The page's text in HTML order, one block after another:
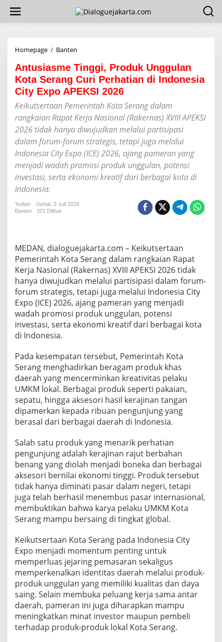
w
Homepage / Banten
t
u
s
i
a
m
e
T
n
g
g
P
k
U
n
g
g
u
l
a
n
K
a
S
e
r
a
n
C
u
i
P
e
r
h
a
t
i
a
n
i
I
n
d
o
n
e
s
i
a
C
Antusiasme Tinggi, Produk Unggulan
Kota Serang Curi Perhatian di Indonesia
City Expo APEKSI 2026
Keikutsertaan Pemerintah Kota Serang dalam
rangkaian Rapat Kerja Nasional (Rakernas) XVIII APEKSI
2026 tidak hanya diwujudkan melalui partisipasi
dalam forum-forum strategis, tetapi juga melalui
Indonesia City Expo (ICE) 2026, ajang pameran yang
menjadi wadah promosi produk unggulan, potensi
investasi, serta ekonomi kreatif dari berbagai kota di
Indonesia.
Yudian
Jumat, 3 Juli 2026
Banten
321 Dilihat
MEDAN, dialoguejakarta.com – Keikutsertaan
Pemerintah Kota Serang dalam rangkaian Rapat
Kerja Nasional (Rakernas) XVIII APEKSI 2026 tidak
hanya diwujudkan melalui partisipasi dalam forum-
forum strategis, tetapi juga melalui Indonesia City
Expo (ICE) 2026, ajang pameran yang menjadi
wadah promosi produk unggulan, potensi
investasi, serta ekonomi kreatif dari berbagai kota
di Indonesia.
Pada kesempatan tersebut, Pemerintah Kota
Serang menghadirkan beragam produk khas
daerah yang mencerminkan kreativitas pelaku
UMKM lokal. Berbagai produk seperti pakaian,
sepatu, hingga aksesori hasil kerajinan tangan
dipamerkan kepada ribuan pengunjung yang
berasal dari berbagai daerah di Indonesia.
Salah satu produk yang menarik perhatian
pengunjung adalah kerajinan rajut berbahan
benang yang diolah menjadi boneka dan berbagai
aksesori bernilai ekonomi tinggi. Produk tersebut
tidak hanya diminati pasar dalam negeri, tetapi
juga telah berhasil menembus pasar internasional,
membuktikan bahwa karya pelaku UMKM Kota
Serang mampu bersaing di tingkat global.
Keikutsertaan Kota Serang pada Indonesia City
Expo menjadi momentum penting untuk
memperluas jejaring pemasaran sekaligus
memperkenalkan identitas daerah melalui produk-
produk unggulan yang memiliki kualitas dan daya
saing. Selain membuka peluang kerja sama antar
daerah, pameran ini juga diharapkan mampu
meningkatkan minat investor maupun pembeli
terhadap produk-produk lokal Kota Serang.